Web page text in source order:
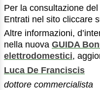
Per la consultazione
Entrati nel sito cliccare
Altre informazioni,
nella nuova GUIDA
elettrodomestici,
Luca De Franciscis
dottore commercialista